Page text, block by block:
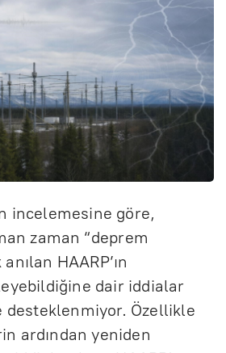
incelemesine göre,
zaman “deprem
HAARP’ın
dair iddialar
Özellikle
ardından yeniden